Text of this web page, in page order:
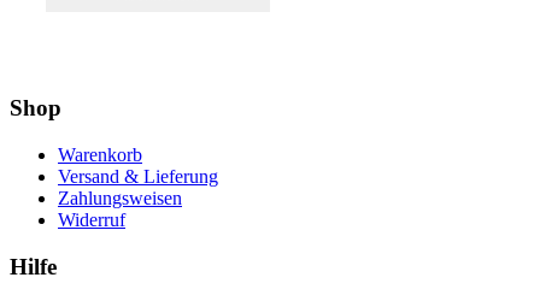
Shop
Warenkorb
Versand & Lieferung
Zahlungsweisen
Widerruf
Hilfe